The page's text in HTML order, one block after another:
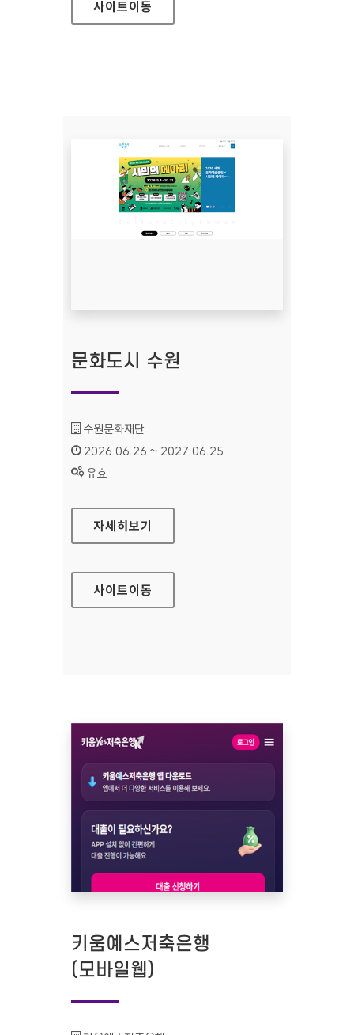
사이트이동
문화도시 수원
기관명 :
수원문화재단
인증기간 :
2026.06.26 ~ 2027.06.25
상태 :
유효
문화도시 수원
자세히보기
사이트이동
키움예스저축은행
(모바일웹)